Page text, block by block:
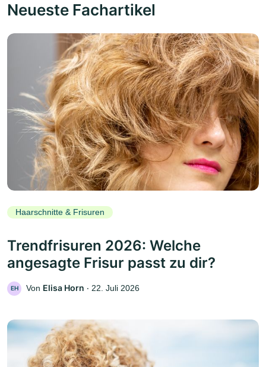
Neueste Fachartikel
Haarschnitte & Frisuren
Trendfrisuren 2026: Welche
angesagte Frisur passt zu dir?
EH Von Elisa Horn ‧ 22. Juli 2026